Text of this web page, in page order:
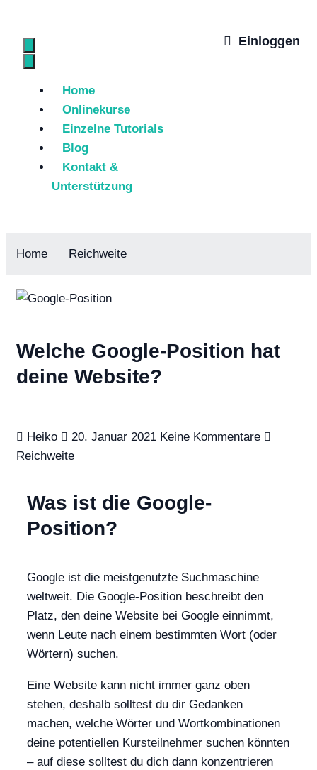
Home
Onlinekurse
Einzelne Tutorials
Blog
Kontakt &
Unterstützung
Einloggen
Home Reichweite
Welche Google-Position hat
deine Website?
Heiko 20. Januar 2021 Keine Kommentare
Reichweite
Was ist die Google-
Position?
Google ist die meistgenutzte Suchmaschine
weltweit. Die Google-Position beschreibt den
Platz, den deine Website bei Google einnimmt,
wenn Leute nach einem bestimmten Wort (oder
Wörtern) suchen.
Eine Website kann nicht immer ganz oben
stehen, deshalb solltest du dir Gedanken
machen, welche Wörter und Wortkombinationen
deine potentiellen Kursteilnehmer suchen könnten
– auf diese solltest du dich dann konzentrieren